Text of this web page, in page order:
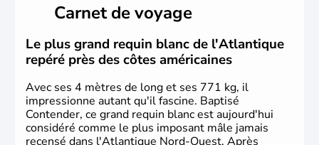
Plusieurs populations se sont succédées avant l'arrivée
des européens, suite à la découverte du continent par
Christophe Colomb en 1492. Les 13 colonies
britanniques proclament la Déclaration d'indépendance
en 1776 et adoptent leur première constitution en 1787.
La conquête de l'Ouest marque ensuite l'entrée dans une
phase de développement intense.
Carnet de voyage
Le plus grand requin blanc de l'Atlantique
repéré près des côtes américaines
Avec ses 4 mètres de long et ses 771 kg, il
impressionne autant qu'il fascine. Baptisé
Contender, ce grand requin blanc est aujourd'hui
considéré comme le plus imposant mâle jamais
recensé dans l'Atlantique Nord-Ouest. Après